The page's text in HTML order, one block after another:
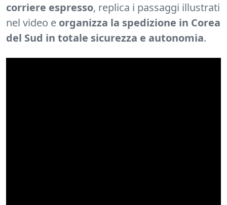
corriere espresso, replica i passaggi illustrati
nel video e organizza la spedizione in Corea
del Sud in totale sicurezza e autonomia.